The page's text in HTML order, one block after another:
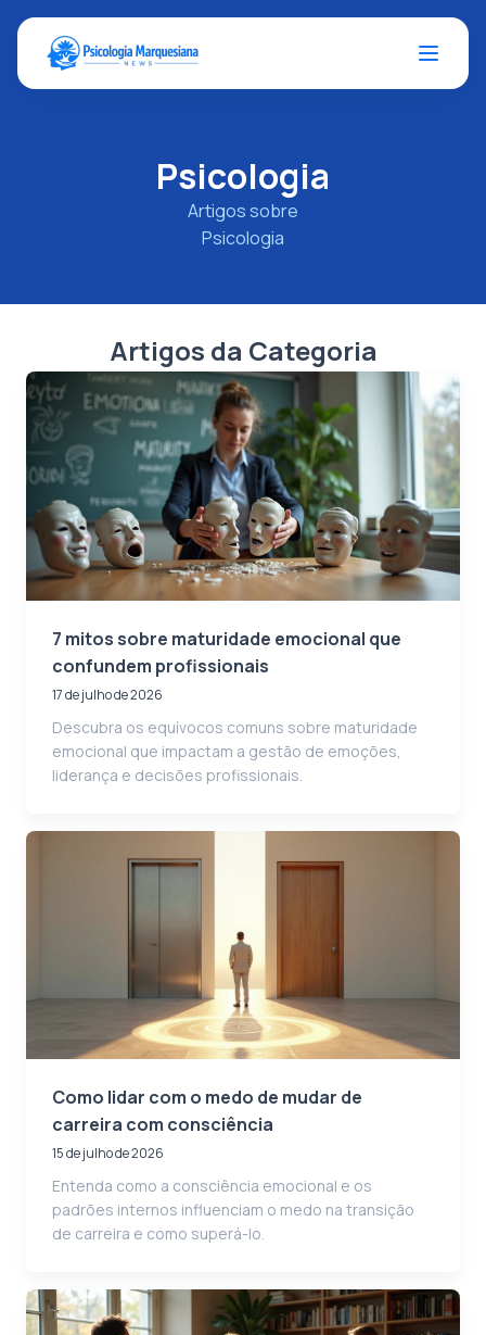
Psicologia
Artigos sobre
Psicologia
Artigos da Categoria
7 mitos sobre maturidade emocional que
confundem profissionais
17 de julho de 2026
Descubra os equívocos comuns sobre maturidade
emocional que impactam a gestão de emoções,
liderança e decisões profissionais.
Como lidar com o medo de mudar de
carreira com consciência
15 de julho de 2026
Entenda como a consciência emocional e os
padrões internos influenciam o medo na transição
de carreira e como superá-lo.